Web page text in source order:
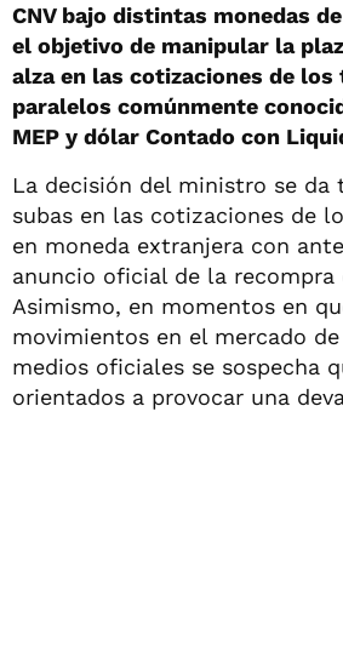
CNV bajo distintas monedas
el objetivo de manipular la
alza en las cotizaciones de
paralelos comúnmente
MEP y dólar Contado con
La decisión del ministro se da
subas en las cotizaciones de
en moneda extranjera con
anuncio oficial de la recompra
Asimismo, en momentos en
movimientos en el mercado
medios oficiales se sospecha
orientados a provocar una